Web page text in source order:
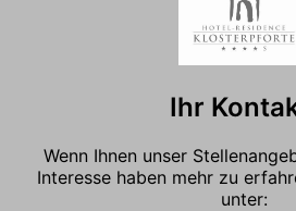
Ihr
Wenn Ihnen unser
Interesse haben mehr zu
unter: